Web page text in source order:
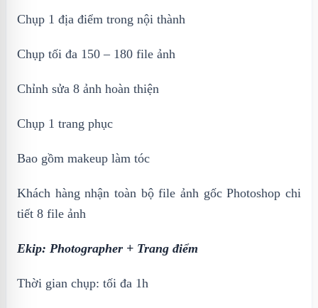
Chụp 1 địa điểm trong nội thành
Chụp tối đa 150 – 180 file ảnh
Chỉnh sửa 8 ảnh hoàn thiện
Chụp 1 trang phục
Bao gồm makeup làm tóc
Khách hàng nhận toàn bộ file ảnh gốc Photoshop chi
tiết 8 file ảnh
Ekip: Photographer + Trang điểm
Thời gian chụp: tối đa 1h